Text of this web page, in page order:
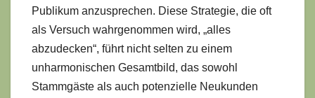
Publikum anzusprechen. Diese Strategie, die oft
als Versuch wahrgenommen wird, „alles
abzudecken“, führt nicht selten zu einem
unharmonischen Gesamtbild, das sowohl
Stammgäste als auch potenzielle Neukunden